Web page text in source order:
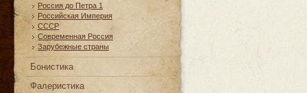
Россия до Петра 1
Российская Империя
СССР
Современная Россия
Зарубежные страны
Бонистика
Фалеристика